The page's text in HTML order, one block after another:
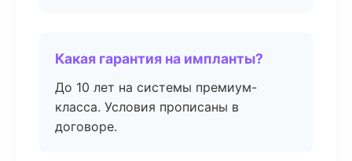
Какая гарантия на импланты?
До 10 лет на системы премиум-
класса. Условия прописаны в
договоре.